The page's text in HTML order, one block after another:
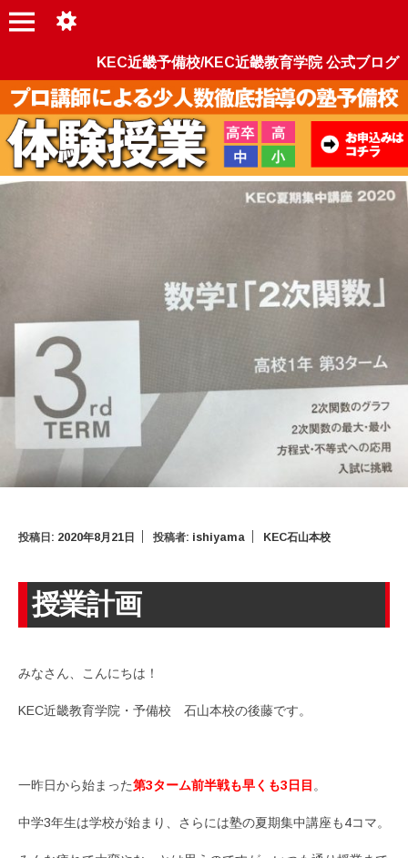
KEC近畿予備校/KEC近畿教育学院 公式ブログ
投稿日: 2020年8月21日 投稿者: ishiyama KEC石山本校
授業計画
みなさん、こんにちは！
KEC近畿教育学院・予備校 石山本校の後藤です。
一昨日から始まった第3ターム前半戦も早くも3日目 。
中学3年生は学校が始まり、さらには塾の夏期集中講座も4コマ。